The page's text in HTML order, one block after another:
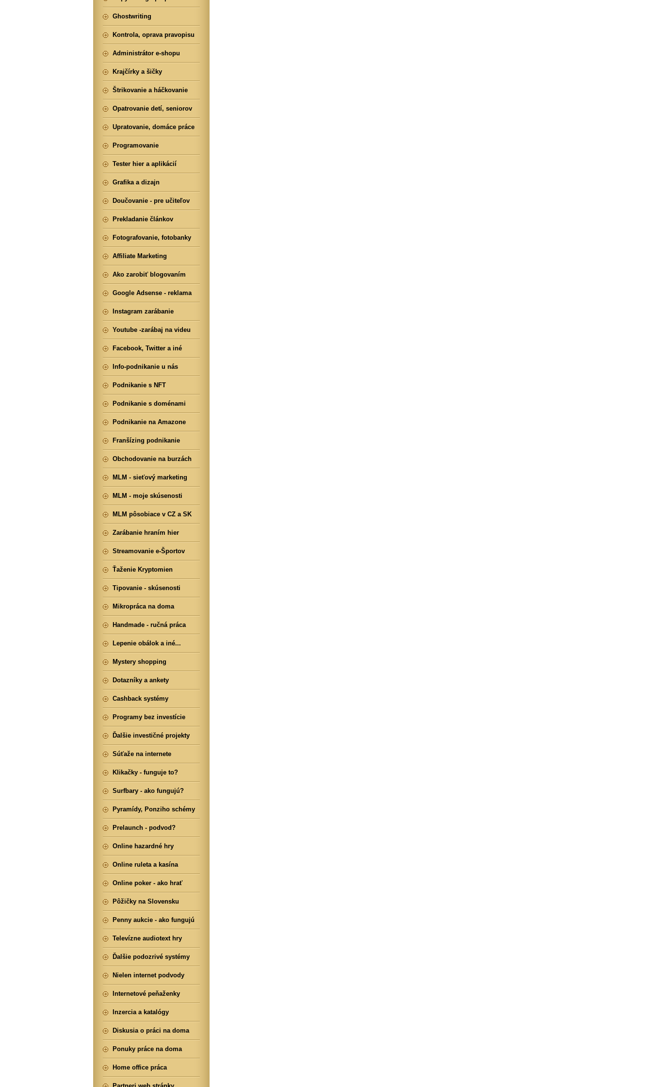
Ghostwriting
Kontrola, oprava pravopisu
Administrátor e-shopu
Krajčírky a šičky
Štrikovanie a háčkovanie
Opatrovanie detí, seniorov
Upratovanie, domáce práce
Programovanie
Tester hier a aplikácií
Grafika a dizajn
Doučovanie - pre učiteľov
Prekladanie článkov
Fotografovanie, fotobanky
Affiliate Marketing
Ako zarobiť blogovaním
Google Adsense - reklama
Instagram zarábanie
Youtube -zarábaj na videu
Facebook, Twitter a iné
Info-podnikanie u nás
Podnikanie s NFT
Podnikanie s doménami
Podnikanie na Amazone
Franšízing podnikanie
Obchodovanie na burzách
MLM - sieťový marketing
MLM - moje skúsenosti
MLM pôsobiace v CZ a SK
Zarábanie hraním hier
Streamovanie e-Športov
Ťaženie Kryptomien
Tipovanie - skúsenosti
Mikropráca na doma
Handmade - ručná práca
Lepenie obálok a iné...
Mystery shopping
Dotazníky a ankety
Cashback systémy
Programy bez investície
Ďalšie investičné projekty
Súťaže na internete
Klikačky - funguje to?
Surfbary - ako fungujú?
Pyramídy, Ponziho schémy
Prelaunch - podvod?
Online hazardné hry
Online ruleta a kasína
Online poker - ako hrať
Pôžičky na Slovensku
Penny aukcie - ako fungujú
Televízne audiotext hry
Ďalšie podozrivé systémy
Nielen internet podvody
Internetové peňaženky
Inzercia a katalógy
Diskusia o práci na doma
Ponuky práce na doma
Home office práca